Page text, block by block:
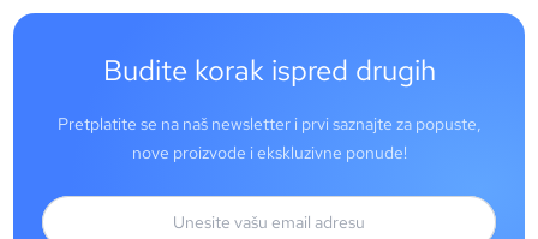
Budite korak ispred drugih
Pretplatite se na naš newsletter i prvi saznajte za popuste,
nove proizvode i ekskluzivne ponude!